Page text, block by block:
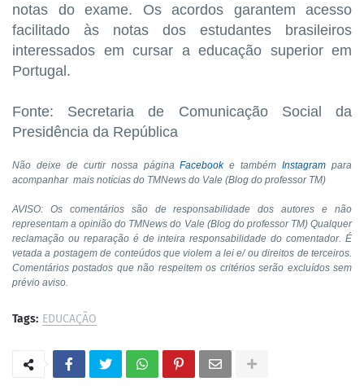
notas do exame. Os acordos garantem acesso
facilitado às notas dos estudantes brasileiros
interessados em cursar a educação superior em
Portugal.
Fonte: Secretaria de Comunicação Social da
Presidência da República
Não deixe de curtir nossa páginaFacebooke tambémInstagram para
acompanhar mais notícias do TMNews do Vale (Blog do professor TM)
AVISO: Os comentários são de responsabilidade dos autores e não
representam a opinião do TMNews do Vale (Blog do professor TM) Qualquer
reclamação ou reparação é de inteira responsabilidade do comentador. É
vetada a postagem de conteúdos que violem a lei e/ ou direitos de terceiros.
Comentários postados que não respeitem os critérios serão excluídos sem
prévio aviso.
Tags: EDUCAÇÃO